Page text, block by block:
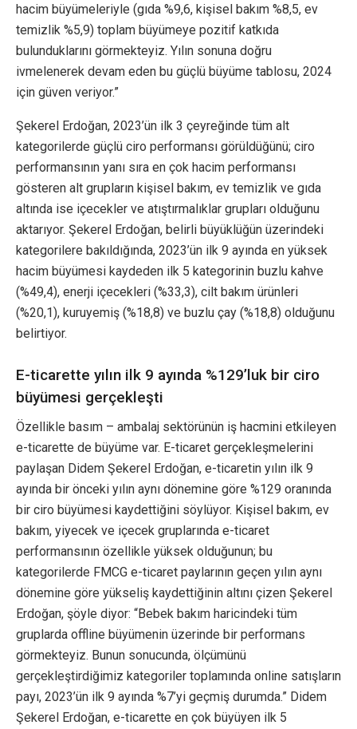
hacim büyümeleriyle (gıda %9,6, kişisel bakım %8,5, ev
temizlik %5,9) toplam büyümeye pozitif katkıda
bulunduklarını görmekteyiz. Yılın sonuna doğru
ivmelenerek devam eden bu güçlü büyüme tablosu, 2024
için güven veriyor.”
Şekerel Erdoğan, 2023’ün ilk 3 çeyreğinde tüm alt
kategorilerde güçlü ciro performansı görüldüğünü; ciro
performansının yanı sıra en çok hacim performansı
gösteren alt grupların kişisel bakım, ev temizlik ve gıda
altında ise içecekler ve atıştırmalıklar grupları olduğunu
aktarıyor. Şekerel Erdoğan, belirli büyüklüğün üzerindeki
kategorilere bakıldığında, 2023’ün ilk 9 ayında en yüksek
hacim büyümesi kaydeden ilk 5 kategorinin buzlu kahve
(%49,4), enerji içecekleri (%33,3), cilt bakım ürünleri
(%20,1), kuruyemiş (%18,8) ve buzlu çay (%18,8) olduğunu
belirtiyor.
E-ticarette yılın ilk 9 ayında %129’luk bir ciro
büyümesi gerçekleşti
Özellikle basım – ambalaj sektörünün iş hacmini etkileyen
e-ticarette de büyüme var. E-ticaret gerçekleşmelerini
paylaşan Didem Şekerel Erdoğan, e-ticaretin yılın ilk 9
ayında bir önceki yılın aynı dönemine göre %129 oranında
bir ciro büyümesi kaydettiğini söylüyor. Kişisel bakım, ev
bakım, yiyecek ve içecek gruplarında e-ticaret
performansının özellikle yüksek olduğunun; bu
kategorilerde FMCG e-ticaret paylarının geçen yılın aynı
dönemine göre yükseliş kaydettiğinin altını çizen Şekerel
Erdoğan, şöyle diyor: “Bebek bakım haricindeki tüm
gruplarda offline büyümenin üzerinde bir performans
görmekteyiz. Bunun sonucunda, ölçümünü
gerçekleştirdiğimiz kategoriler toplamında online satışların
payı, 2023’ün ilk 9 ayında %7’yi geçmiş durumda.” Didem
Şekerel Erdoğan, e-ticarette en çok büyüyen ilk 5